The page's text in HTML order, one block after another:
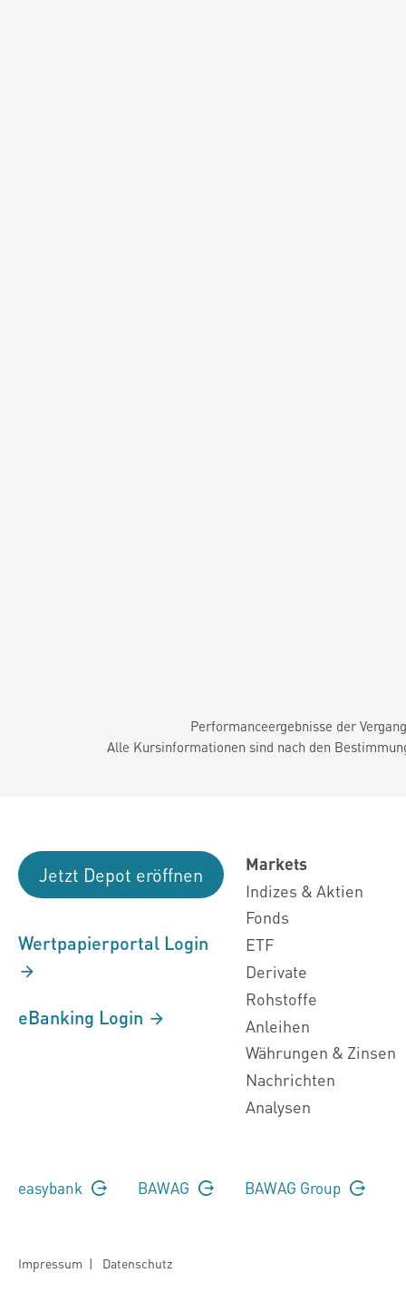
Performanceergebnisse der
Alle Kursinformationen sind nach den
Jetzt Depot eröffnen
Wertpapierportal Login
eBanking Login
Markets
Indizes & Aktien
Fonds
ETF
Derivate
Rohstoffe
Anleihen
Währungen & Zinsen
Nachrichten
Analysen
easybank BAWAG BAWAG Group
Impressum | Datenschutz